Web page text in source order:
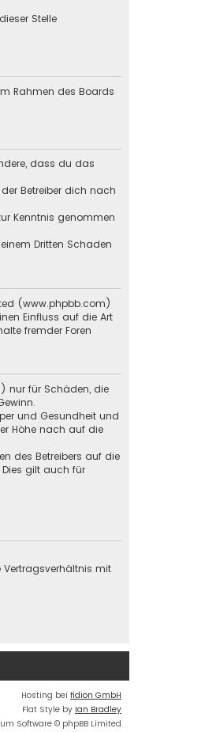
Stelle
Rahmen des Boards
dass du das
Betreiber dich nach
Kenntnis genommen
Dritten Schaden
(www.phpbb.com)
Einfluss auf die Art
fremder Foren
nur für Schäden, die
und Gesundheit und
Höhe nach auf die
des Betreibers auf die
gilt auch für
Vertragsverhältnis mit
Hosting bei fidion GmbH
Flat Style by Ian Bradley
Software © phpBB Limited